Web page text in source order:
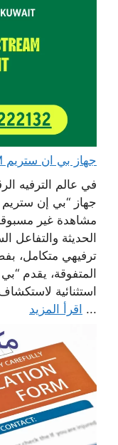
جهاز بي ان ستريم beIN STREAM الكويت مع اشتراك
في عالم الترفيه
جهاز “بي إن
مشاهدة غير
الحديثة والتفاعل
ترفيهي متكامل،
المتفوقة، يقدم
استثنائية
... اقرأ المزيد